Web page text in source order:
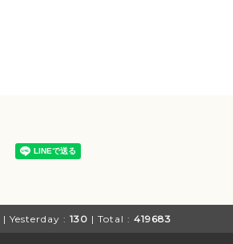
| Yesterday : 130 | Total : 419683